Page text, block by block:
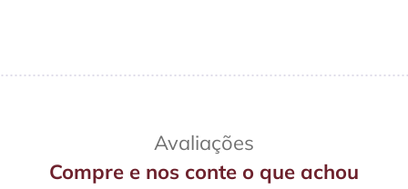
Avaliações
Compre e nos conte o que achou